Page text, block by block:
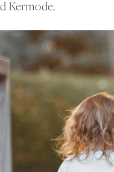
Kermode.